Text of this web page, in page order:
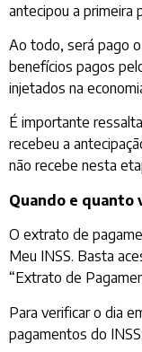
antecipou a primeira
Ao todo, será pago
benefícios pagos
injetados na
É importante
recebeu a
não recebe nesta
Quando e quanto
O extrato de
Meu INSS. Basta
“Extrato de
Para verificar o dia
pagamentos do INSS: